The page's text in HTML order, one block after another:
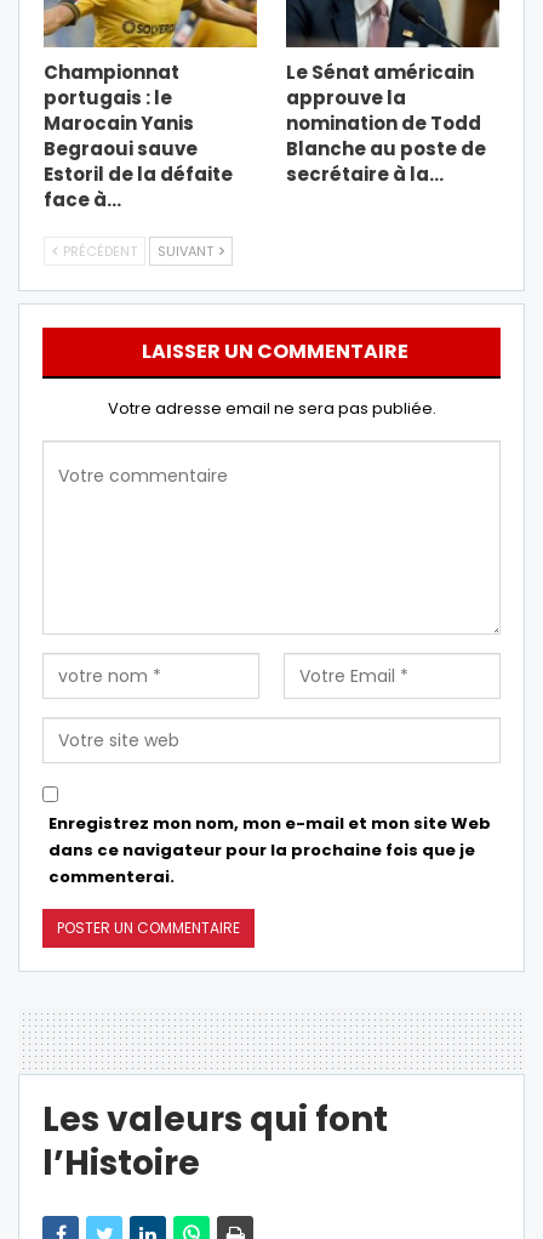
Championnat
portugais : le
Marocain Yanis
Begraoui sauve
Estoril de la défaite
face à…
Le Sénat américain
approuve la
nomination de Todd
Blanche au poste de
secrétaire à la…
PRÉCÉDENT SUIVANT
LAISSER UN COMMENTAIRE
Votre adresse email ne sera pas publiée.
Enregistrez mon nom, mon e-mail et mon site Web
dans ce navigateur pour la prochaine fois que je
commenterai.
Les valeurs qui font
l’Histoire